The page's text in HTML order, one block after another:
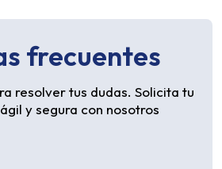
frecuentes
resolver tus dudas. Solicita tu
y segura con nosotros